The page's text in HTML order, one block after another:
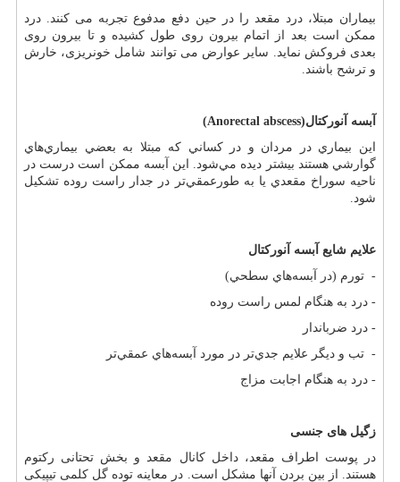
بیماران مبتلا، درد مقعد را در حین دفع مدفوع تجربه می ‏کنند. درد
ممکن است بعد از اتمام بیرون روی طول کشیده و تا بیرون روی
بعدی فروکش نماید. سایر عوارض می‏ توانند شامل خونریزی، خارش
و ترشح باشند.
آبسه‌ آنوركتال‌(Anorectal abscess)
اين‌ بيماري‌ در مردان‌ و در كساني‌ كه‌ مبتلا به‌ بعضي‌ بيماري‌هاي‌
گوارشي‌ هستند بيشتر ديده‌ مي‌شود. اين‌ آبسه‌ ممكن‌ است‌ درست‌ در
ناحيه‌ سوراخ‌ مقعدي‌ يا به‌ طورعمقي‌تر در جدار راست‌ روده‌ تشكيل‌
شود.
علايم‌ شايع‌ آبسه آنورکتال
- تورم‌ (در آبسه‌هاي‌ سطحي‌)
- درد به‌ هنگام‌ لمس‌ راست‌ روده‌
- درد ضرباندار
- تب‌ و ديگر علايم‌ جدي‌تر در مورد آبسه‌هاي‌ عمقي‌تر
- درد به‌ هنگام‌ اجابت‌ مزاج
زگیل های جنسی
در پوست اطراف مقعد، داخل کانال مقعد و بخش تحتانی رکتوم
هستند. از بین بردن آنها مشکل است. در معاینه توده گل کلمی تیپیکی